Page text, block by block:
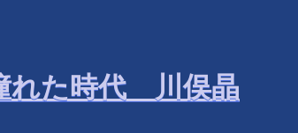
れた時代 川俣晶